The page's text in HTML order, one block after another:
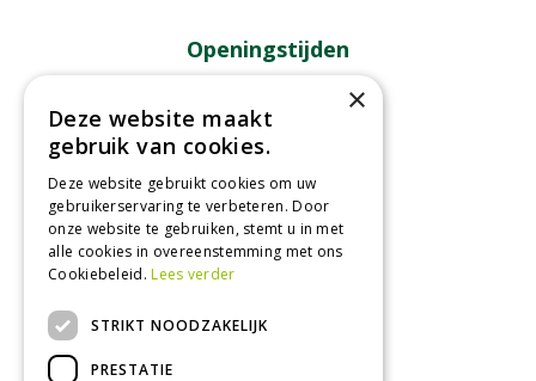
Openingstijden
09:00 - 18:00
Dinsdag
Woensdag
Donderdag
09:00 - 18:00
Vrijdag
09:00 - 18:00
Zaterdag
09:00 - 17:00
Toon alle openingstijden
×
Deze website maakt
gebruik van cookies.
Deze website gebruikt cookies om uw
gebruikerservaring te verbeteren. Door
onze website te gebruiken, stemt u in met
alle cookies in overeenstemming met ons
Cookiebeleid.Lees verder
STRIKT NOODZAKELIJK
PRESTATIE